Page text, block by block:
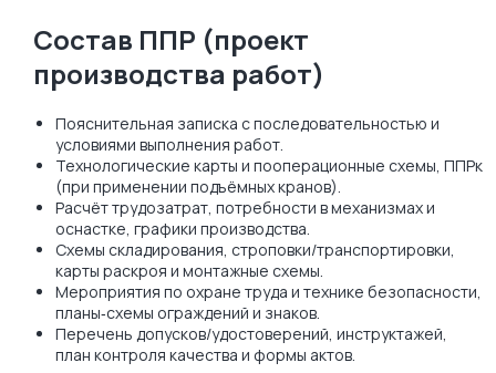
Состав ППР (проект
производства работ)
Пояснительная записка с последовательностью и
условиями выполнения работ.
Технологические карты и пооперационные схемы, ППРк
(при применении подъёмных кранов).
Расчёт трудозатрат, потребности в механизмах и
оснастке, графики производства.
Схемы складирования, строповки/транспортировки,
карты раскроя и монтажные схемы.
Мероприятия по охране труда и технике безопасности,
планы‑схемы ограждений и знаков.
Перечень допусков/удостоверений, инструктажей,
план контроля качества и формы актов.